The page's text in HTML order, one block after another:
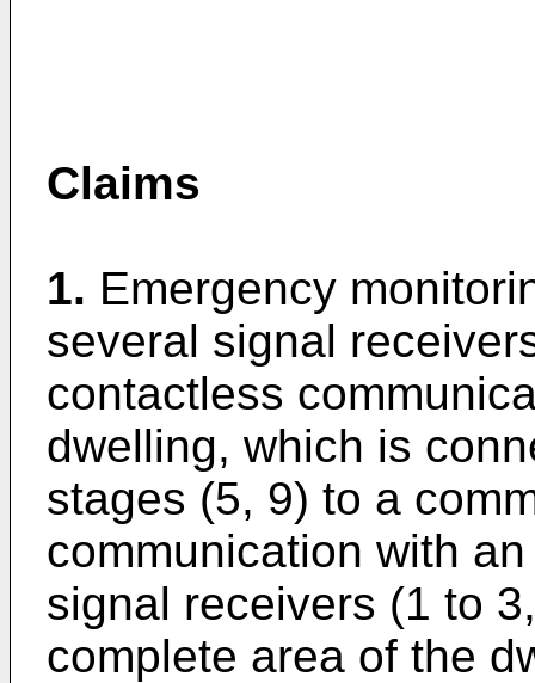
Claims
1. Emergency
several signal
contactless
dwelling, which is
stages (5, 9) to a
communication with
signal receivers (1 to
complete area of the